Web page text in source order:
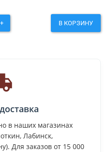
+ В КОРЗИНУ
в наших магазинах
Лабинск,
Для заказов от 15 000